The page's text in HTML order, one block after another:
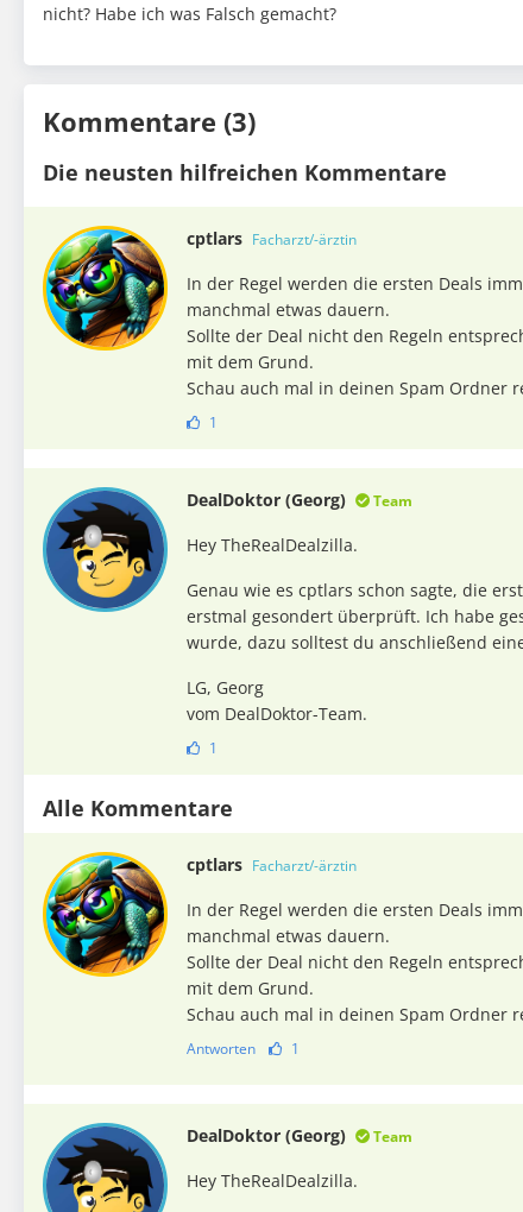
nicht? Habe ich was Falsch gemacht?
Kommentare (3)
Die neusten hilfreichen Kommentare
cptlars Facharzt/-ärztin
In der Regel werden die ersten Deals
manchmal etwas dauern.
Sollte der Deal nicht den Regeln
mit dem Grund.
Schau auch mal in deinen Spam Ordner
1
DealDoktor (Georg) Team
Hey TheRealDealzilla.
Genau wie es cptlars schon sagte, die
erstmal gesondert überprüft. Ich habe
wurde, dazu solltest du anschließend
LG, Georg
vom DealDoktor-Team.
1
Alle Kommentare
cptlars Facharzt/-ärztin
In der Regel werden die ersten Deals
manchmal etwas dauern.
Sollte der Deal nicht den Regeln
mit dem Grund.
Schau auch mal in deinen Spam Ordner
Antworten 1
DealDoktor (Georg) Team
Hey TheRealDealzilla.